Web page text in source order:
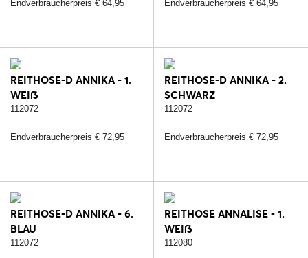
Endverbraucherpreis € 64,95 Endverbraucherpreis € 64,95
REITHOSE-D ANNIKA - 1.
WEIß
112072
Endverbraucherpreis € 72,95
REITHOSE-D ANNIKA - 2.
SCHWARZ
112072
Endverbraucherpreis € 72,95
REITHOSE-D ANNIKA - 6.
BLAU
112072
REITHOSE ANNALISE - 1.
WEIß
112080